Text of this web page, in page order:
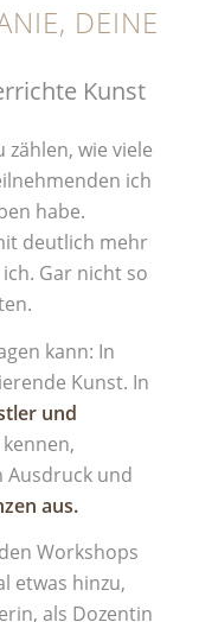
DEINE
Kunst
zählen, wie viele
ich
habe.
deutlich mehr
Gar nicht so
kann: In
Kunst. In
und
Ausdruck und
aus.
Workshops
etwas hinzu,
als Dozentin